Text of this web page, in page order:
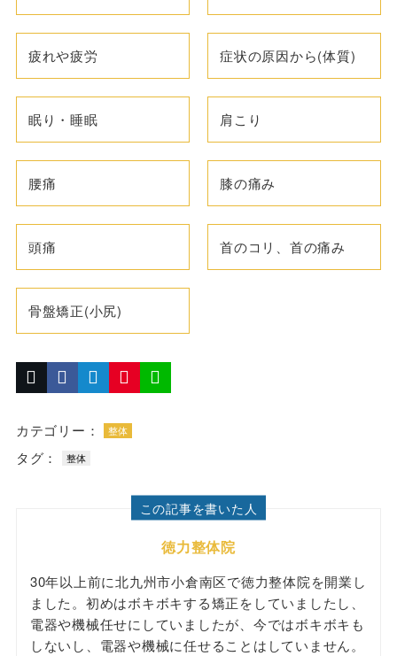
疲れや疲労 症状の原因から(体質)
眠り・睡眠 肩こり
腰痛 膝の痛み
頭痛 首のコリ、首の痛み
骨盤矯正(小尻)
カテゴリー： 整体
タグ： 整体
この記事を書いた人
徳力整体院
30年以上前に北九州市小倉南区で徳力整体院を開業し
ました。初めはボキボキする矯正をしていましたし、
電器や機械任せにしていましたが、今ではボキボキも
しないし、電器や機械に任せることはしていません。